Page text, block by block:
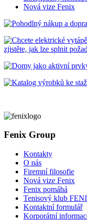
Nová vize Fenix
Fenix Group
Kontakty
O nás
Firemní filosofie
Nová vize Fenix
Fenix pomáhá
Tenisový klub
Kontaktní formulář
Korporátní